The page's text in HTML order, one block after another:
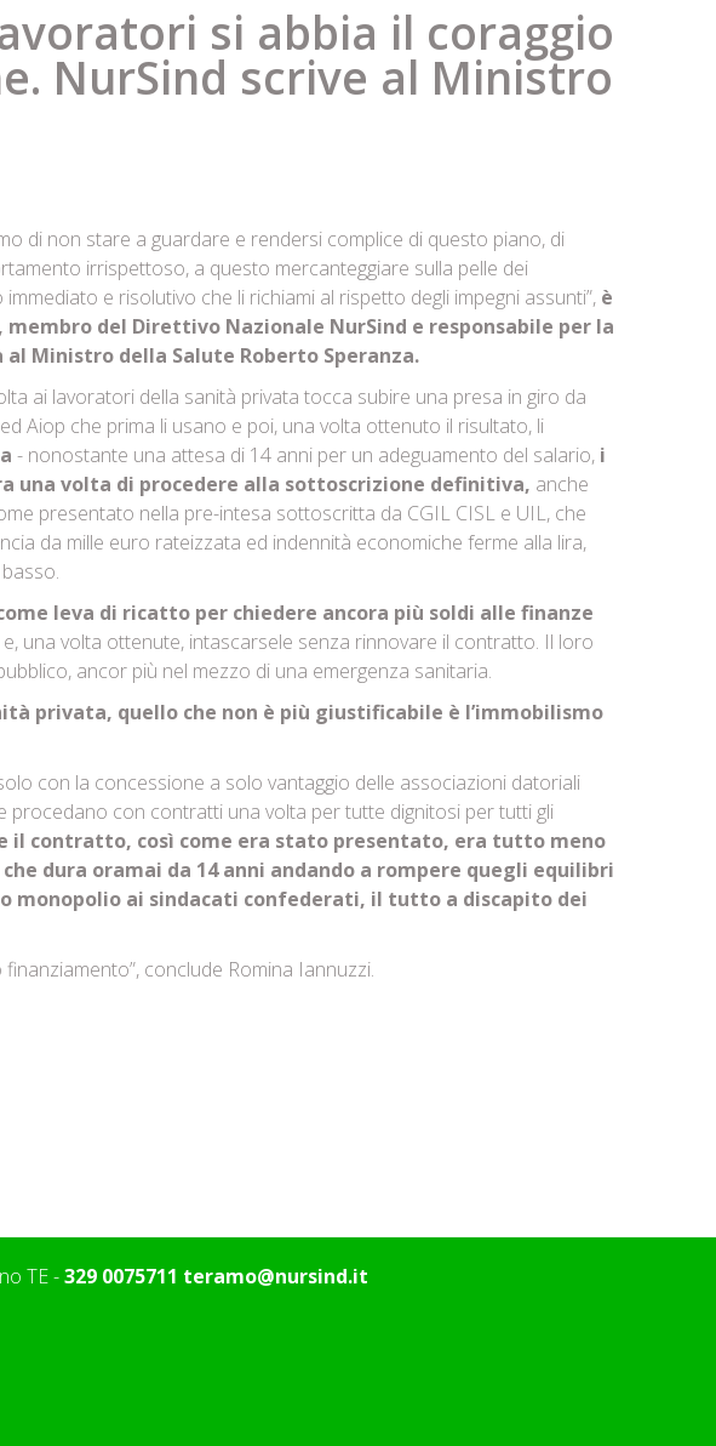
si abbia il coraggio
NurSind scrive al Ministro
di non stare a guardare e rendersi complice di questo piano, di
irrispettoso, a questo mercanteggiare sulla pelle dei
e risolutivo che li richiami al rispetto degli impegni assunti”, è
membro del Direttivo Nazionale NurSind e responsabile per la
Ministro della Salute Roberto Speranza.
ai lavoratori della sanità privata tocca subire una presa in giro da
Aiop che prima li usano e poi, una volta ottenuto il risultato, li
- nonostante una attesa di 14 anni per un adeguamento del salario, i
una volta di procedere alla sottoscrizione definitiva, anche
presentato nella pre-intesa sottoscritta da CGIL CISL e UIL, che
da mille euro rateizzata ed indennità economiche ferme alla lira,
leva di ricatto per chiedere ancora più soldi alle finanze
e, una volta ottenute, intascarsele senza rinnovare il contratto. Il loro
ancor più nel mezzo di una emergenza sanitaria.
privata, quello che non è più giustificabile è l’immobilismo
con la concessione a solo vantaggio delle associazioni datoriali
procedano con contratti una volta per tutte dignitosi per tutti gli
il contratto, così come era stato presentato, era tutto meno
dura oramai da 14 anni andando a rompere quegli equilibri
ai sindacati confederati, il tutto a discapito dei
conclude Romina Iannuzzi.
TE -329 0075711 teramo@nursind.it